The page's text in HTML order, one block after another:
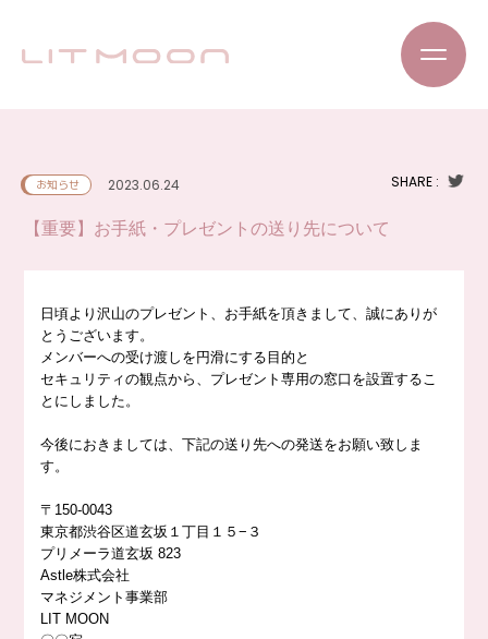
お知らせ 2023.06.24 SHARE :
【重要】お手紙・プレゼントの送り先について
日頃より沢山のプレゼント、お手紙を頂きまして、誠にありが
とうございます。
メンバーへの受け渡しを円滑にする目的と
セキュリティの観点から、プレゼント専用の窓口を設置するこ
とにしました。
今後におきましては、下記の送り先への発送をお願い致しま
す。
〒150-0043
東京都渋谷区道玄坂１丁目１５−３
プリメーラ道玄坂 823
Astle株式会社
マネジメント事業部
LIT MOON